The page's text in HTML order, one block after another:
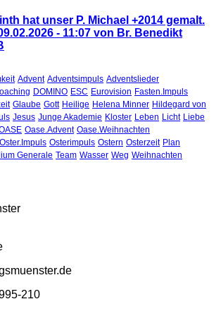
hat unser P. Michael +2014 gemalt.
- 11:07 von Br. Benedikt
Advent Adventsimpuls Adventslieder
DOMINO ESC Eurovision Fasten.Impuls
Glaube Gott Heilige Helena Minner Hildegard von
Jesus Junge Akademie Kloster Leben Licht Liebe
Oase.Advent Oase.Weihnachten
Oster.Impuls Osterimpuls Ostern Osterzeit Plan
Generale Team Wasser Weg Weihnachten
210